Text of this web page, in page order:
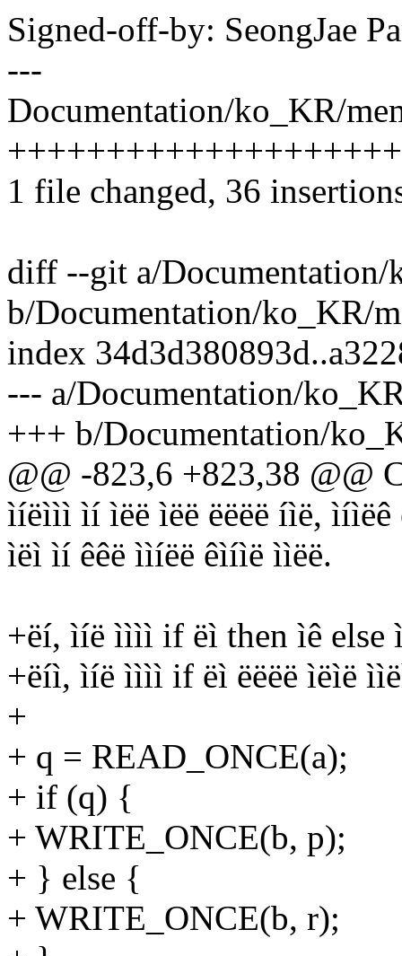
Signed-off-by: SeongJae
---
Documentation/ko_KR/
1 file changed, 36
diff --git a/
b/Documentation/ko_KR/
index
--- a/Documentation/
+++ b/Documentation/
@@ -823,6 +823,38 @@
ìíëììì ìí ìëë ìëë ëëëë íìë, ìíìëê
ìëì ìí êêë ììíëë êìíìë ììëë.
+ëí, ìíë ìììì if ëì then ìê else
+ëíì, ìíë ìììì if ëì ëëëë ìëìë
+
+ q = READ_ONCE(a);
+ if (q) {
+ WRITE_ONCE(b, p);
+ } else {
+ WRITE_ONCE(b, r);